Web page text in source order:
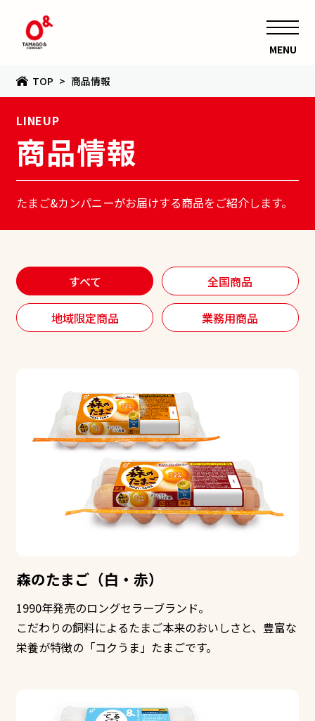
MENU
TOP 商品情報
LINEUP
商品情報
たまご&カンパニーがお届けする商品をご紹介します。
すべて 全国商品
地域限定商品 業務用商品
森のたまご（白・赤）
1990年発売のロングセラーブランド。
こだわりの飼料によるたまご本来のおいしさと、豊富な
栄養が特徴の「コクうま」たまごです。